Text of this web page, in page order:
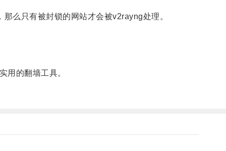
么只有被封锁的网站才会被v2rayng处理。
的翻墙工具。